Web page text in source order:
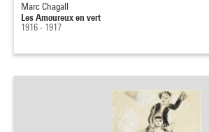
Marc Chagall
Les Amoureux en vert
1916 - 1917